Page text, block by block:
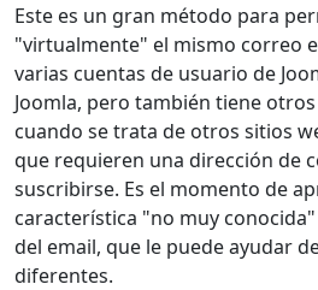
Este es un gran método para
"virtualmente" el mismo correo
varias cuentas de usuario de
Joomla, pero también tiene
cuando se trata de otros sitios
que requieren una dirección de
suscribirse. Es el momento de
característica "no muy
del email, que le puede ayudar
diferentes.